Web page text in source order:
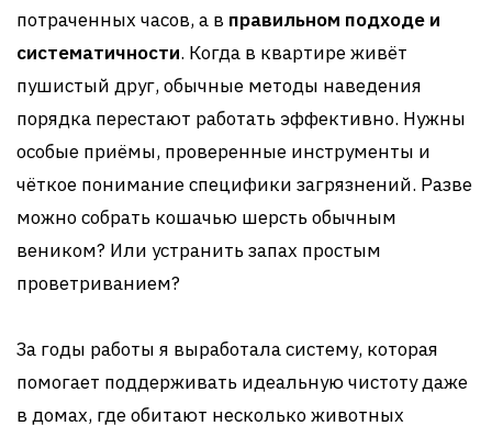
потраченных часов, а в правильном подходе и
систематичности. Когда в квартире живёт
пушистый друг, обычные методы наведения
порядка перестают работать эффективно. Нужны
особые приёмы, проверенные инструменты и
чёткое понимание специфики загрязнений. Разве
можно собрать кошачью шерсть обычным
веником? Или устранить запах простым
проветриванием?
За годы работы я выработала систему, которая
помогает поддерживать идеальную чистоту даже
в домах, где обитают несколько животных